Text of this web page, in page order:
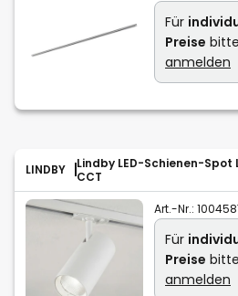
Für
Preise bitte
anmelden
LINDBY
Lindby LED-Schienen-Spot
CCT
Art.-Nr.:
Für
Preise bitte
anmelden